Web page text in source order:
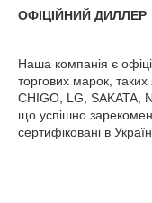
ОФІЦІЙНИЙ ДИЛЛЕР
Наша компанія є
торгових марок,
CHIGO, LG, SAKATA,
що успішно
сертифіковані в